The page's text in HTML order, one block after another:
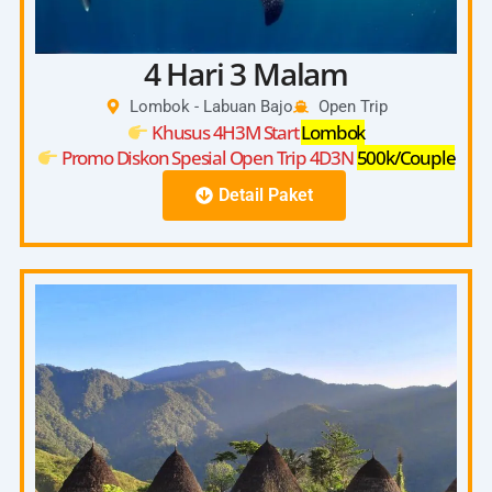
4 Hari 3 Malam
Lombok - Labuan Bajo Open Trip
Khusus 4H3M StartLombok
Promo Diskon Spesial Open Trip 4D3N500k/Couple
Detail Paket
1
Check In On Board 13:00-14:00
Depart From Lombok Harbour 14:00
Kanawa Island Lombok
Day
2
Saleh Bay Whaleshark
Savana Beach